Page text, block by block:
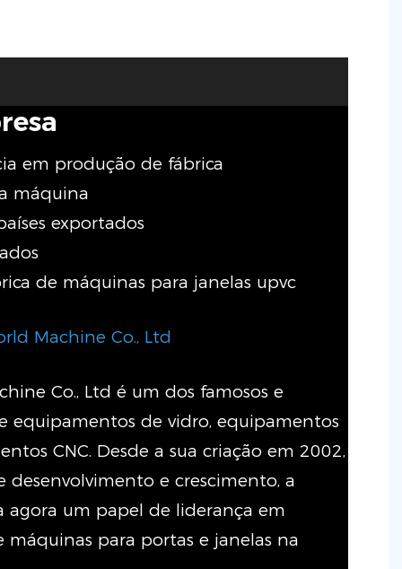
em produção de fábrica
máquina
exportados
de máquinas para janelas upvc
Machine Co., Ltd
Co., Ltd é um dos famosos e
equipamentos de vidro, equipamentos
CNC. Desde a sua criação em 2002,
desenvolvimento e crescimento, a
agora um papel de liderança em
máquinas para portas e janelas na